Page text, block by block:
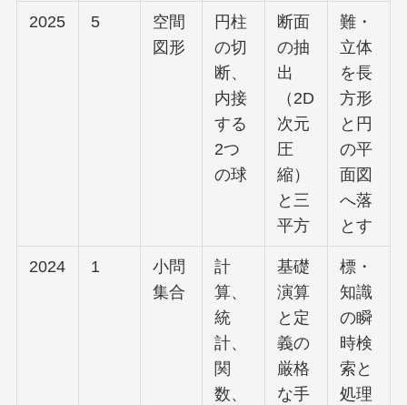
2025 5
空間
図形
円柱
の切
断、
内接
する
2つ
の球
断面
の抽
出
（2D
次元
圧
縮）
と三
平方
難・
立体
を長
方形
と円
の平
面図
へ落
とす
2024 1
小問
集合
計
算、
統
計、
関
数、
基礎
演算
と定
義の
厳格
な手
標・
知識
の瞬
時検
索と
処理